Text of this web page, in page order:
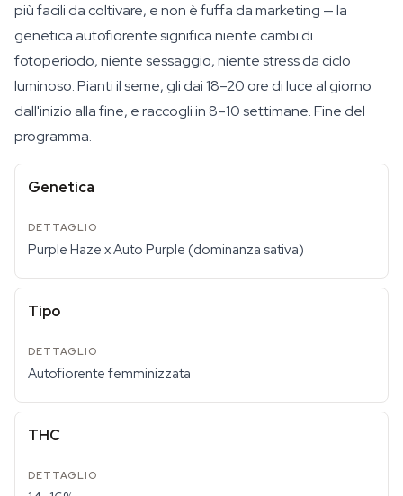
più facili da coltivare, e non è fuffa da marketing — la
genetica autofiorente significa niente cambi di
fotoperiodo, niente sessaggio, niente stress da ciclo
luminoso. Pianti il seme, gli dai 18–20 ore di luce al giorno
dall'inizio alla fine, e raccogli in 8–10 settimane. Fine del
programma.
Genetica
Purple Haze x Auto Purple (dominanza sativa)
Tipo
Autofiorente femminizzata
THC